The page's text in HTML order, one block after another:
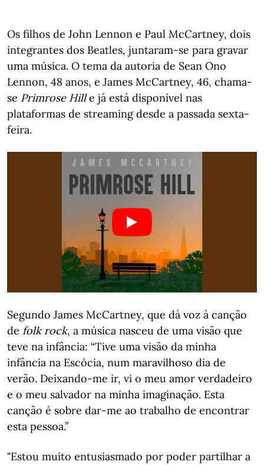
Os filhos de John Lennon e Paul McCartney, dois
integrantes dos Beatles, juntaram-se para gravar
uma música. O tema da autoria de Sean Ono
Lennon, 48 anos, e James McCartney, 46, chama-
se Primrose Hille já está disponível nas
plataformas de streaming desde a passada sexta-
feira.
Segundo James McCartney, que dá voz à canção
de folk rock, a música nasceu de uma visão que
teve na infância: “Tive uma visão da minha
infância na Escócia, num maravilhoso dia de
verão. Deixando-me ir, vi o meu amor verdadeiro
e o meu salvador na minha imaginação. Esta
canção é sobre dar-me ao trabalho de encontrar
esta pessoa.”
"Estou muito entusiasmado por poder partilhar a